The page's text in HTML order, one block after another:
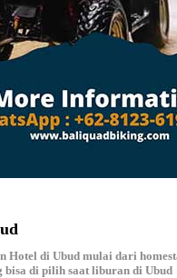
Hotel di Ubud mulai dari
bisa di pilih saat liburan di Ubud